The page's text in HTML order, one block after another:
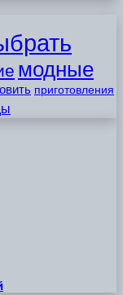
модные
приготовления